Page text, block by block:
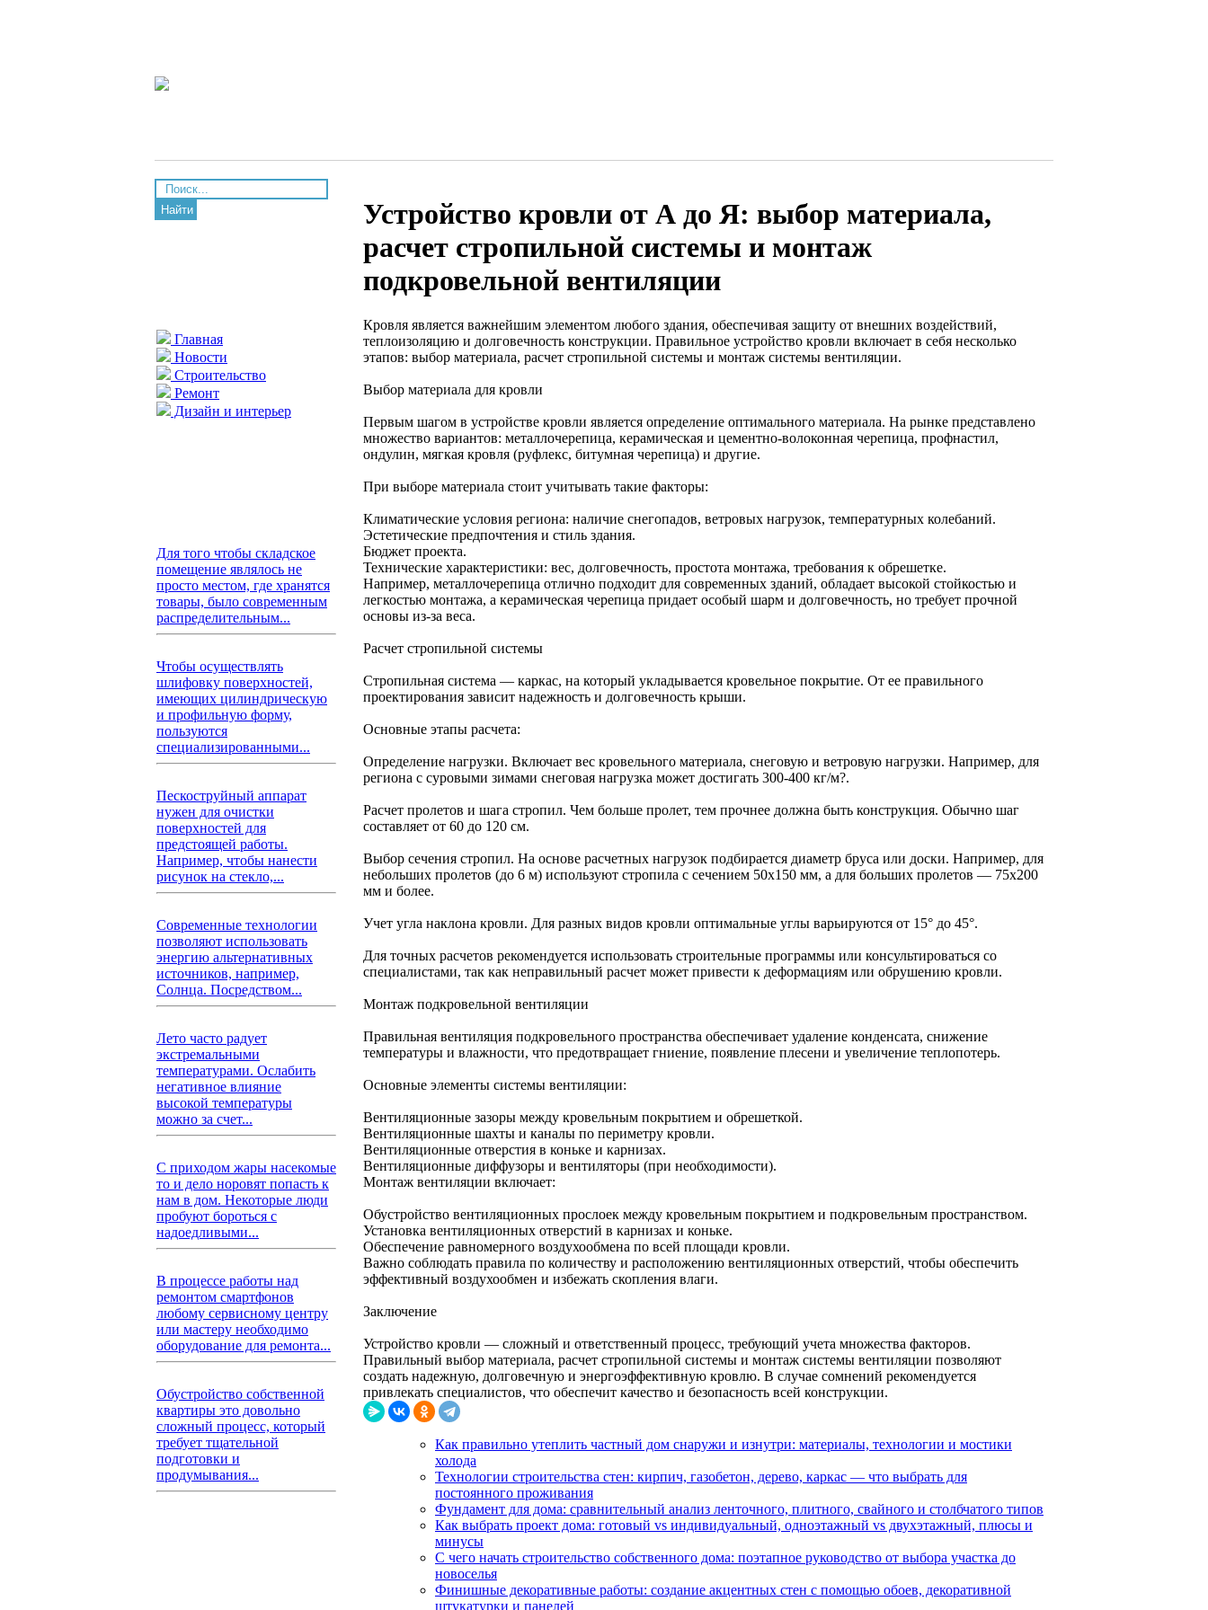
Найти
Главная
Новости
Строительство
Ремонт
Дизайн и интерьер
Для того чтобы складское
помещение являлось не
просто местом, где хранятся
товары, было современным
распределительным...
Чтобы осуществлять
шлифовку поверхностей,
имеющих цилиндрическую
и профильную форму,
пользуются
специализированными...
Пескоструйный аппарат
нужен для очистки
поверхностей для
предстоящей работы.
Например, чтобы нанести
рисунок на стекло,...
Современные технологии
позволяют использовать
энергию альтернативных
источников, например,
Солнца. Посредством...
Лето часто радует
экстремальными
температурами. Ослабить
негативное влияние
высокой температуры
можно за счет...
С приходом жары насекомые
то и дело норовят попасть к
нам в дом. Некоторые люди
пробуют бороться с
надоедливыми...
В процессе работы над
ремонтом смартфонов
любому сервисному центру
или мастеру необходимо
оборудование для ремонта...
Обустройство собственной
квартиры это довольно
сложный процесс, который
требует тщательной
подготовки и
продумывания...
Устройство кровли от А до Я: выбор материала,
расчет стропильной системы и монтаж
подкровельной вентиляции
Кровля является важнейшим элементом любого здания, обеспечивая защиту от внешних воздействий,
теплоизоляцию и долговечность конструкции. Правильное устройство кровли включает в себя несколько
этапов: выбор материала, расчет стропильной системы и монтаж системы вентиляции.
Выбор материала для кровли
Первым шагом в устройстве кровли является определение оптимального материала. На рынке представлено
множество вариантов: металлочерепица, керамическая и цементно-волоконная черепица, профнастил,
ондулин, мягкая кровля (руфлекс, битумная черепица) и другие.
При выборе материала стоит учитывать такие факторы:
Климатические условия региона: наличие снегопадов, ветровых нагрузок, температурных колебаний.
Эстетические предпочтения и стиль здания.
Бюджет проекта.
Технические характеристики: вес, долговечность, простота монтажа, требования к обрешетке.
Например, металлочерепица отлично подходит для современных зданий, обладает высокой стойкостью и
легкостью монтажа, а керамическая черепица придает особый шарм и долговечность, но требует прочной
основы из-за веса.
Расчет стропильной системы
Стропильная система — каркас, на который укладывается кровельное покрытие. От ее правильного
проектирования зависит надежность и долговечность крыши.
Основные этапы расчета:
Определение нагрузки. Включает вес кровельного материала, снеговую и ветровую нагрузки. Например, для
региона с суровыми зимами снеговая нагрузка может достигать 300-400 кг/м?.
Расчет пролетов и шага стропил. Чем больше пролет, тем прочнее должна быть конструкция. Обычно шаг
составляет от 60 до 120 см.
Выбор сечения стропил. На основе расчетных нагрузок подбирается диаметр бруса или доски. Например, для
небольших пролетов (до 6 м) используют стропила с сечением 50x150 мм, а для больших пролетов — 75x200
мм и более.
Учет угла наклона кровли. Для разных видов кровли оптимальные углы варьируются от 15° до 45°.
Для точных расчетов рекомендуется использовать строительные программы или консультироваться со
специалистами, так как неправильный расчет может привести к деформациям или обрушению кровли.
Монтаж подкровельной вентиляции
Правильная вентиляция подкровельного пространства обеспечивает удаление конденсата, снижение
температуры и влажности, что предотвращает гниение, появление плесени и увеличение теплопотерь.
Основные элементы системы вентиляции:
Вентиляционные зазоры между кровельным покрытием и обрешеткой.
Вентиляционные шахты и каналы по периметру кровли.
Вентиляционные отверстия в коньке и карнизах.
Вентиляционные диффузоры и вентиляторы (при необходимости).
Монтаж вентиляции включает:
Обустройство вентиляционных прослоек между кровельным покрытием и подкровельным пространством.
Установка вентиляционных отверстий в карнизах и коньке.
Обеспечение равномерного воздухообмена по всей площади кровли.
Важно соблюдать правила по количеству и расположению вентиляционных отверстий, чтобы обеспечить
эффективный воздухообмен и избежать скопления влаги.
Заключение
Устройство кровли — сложный и ответственный процесс, требующий учета множества факторов.
Правильный выбор материала, расчет стропильной системы и монтаж системы вентиляции позволяют
создать надежную, долговечную и энергоэффективную кровлю. В случае сомнений рекомендуется
привлекать специалистов, что обеспечит качество и безопасность всей конструкции.
Как правильно утеплить частный дом снаружи и изнутри: материалы, технологии и мостики
холода
Технологии строительства стен: кирпич, газобетон, дерево, каркас — что выбрать для
постоянного проживания
Фундамент для дома: сравнительный анализ ленточного, плитного, свайного и столбчатого типов
Как выбрать проект дома: готовый vs индивидуальный, одноэтажный vs двухэтажный, плюсы и
минусы
С чего начать строительство собственного дома: поэтапное руководство от выбора участка до
новоселья
Финишные декоративные работы: создание акцентных стен с помощью обоев, декоративной
штукатурки и панелей